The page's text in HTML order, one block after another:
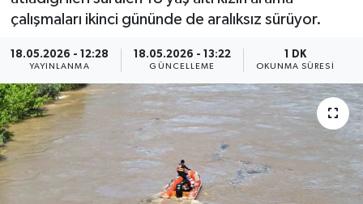
çalışmaları ikinci gününde de aralıksız sürüyor.
18.05.2026 - 12:28
YAYINLANMA
18.05.2026 - 13:22
GÜNCELLEME
1 DK
OKUNMA SÜRESI
RÖPORTAJLAR
SAĞLIK
SİYASET
GÜNCEL
SPOR